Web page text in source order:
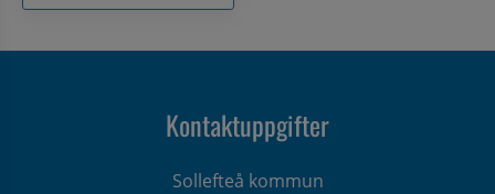
Kontaktuppgifter
Sollefteå kommun